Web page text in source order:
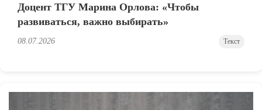
Доцент ТГУ Марина Орлова: «Чтобы
развиваться, важно выбирать»
08.07.2026 Текст